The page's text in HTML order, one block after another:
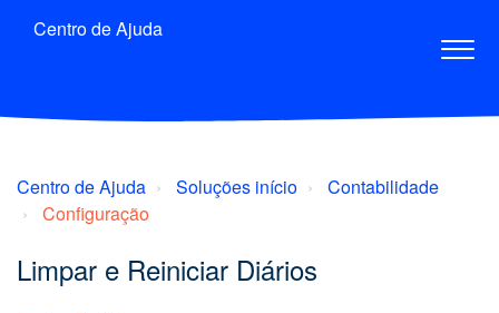
Centro de Ajuda
Centro de Ajuda Soluções início
Contabilidade
Configuração
Limpar e Reiniciar Diários